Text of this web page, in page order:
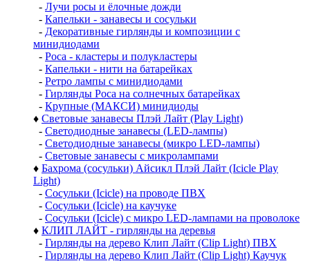
- Лучи росы и ёлочные дожди
- Капельки - занавесы и сосульки
- Декоративные гирлянды и композиции с
минидиодами
- Роса - кластеры и полукластеры
- Капельки - нити на батарейках
- Ретро лампы с минидиодами
- Гирлянды Роса на солнечных батарейках
- Крупные (МАКСИ) минидиоды
♦ Световые занавесы Плэй Лайт (Play Light)
- Светодиодные занавесы (LED-лампы)
- Светодиодные занавесы (микро LED-лампы)
- Световые занавесы с микролампами
♦ Бахрома (сосульки) Айсикл Плэй Лайт (Icicle Play
Light)
- Сосульки (Icicle) на проводе ПВХ
- Сосульки (Icicle) на каучуке
- Сосульки (Icicle) с микро LED-лампами на проволоке
♦ КЛИП ЛАЙТ - гирлянды на деревья
- Гирлянды на дерево Клип Лайт (Clip Light) ПВХ
- Гирлянды на дерево Клип Лайт (Clip Light) Каучук